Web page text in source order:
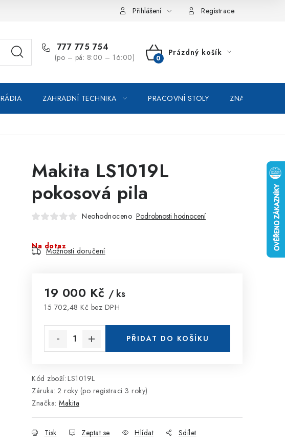
Moje objednávka / odstoupení od smlouvy Online platby Comgate
Přihlášení Registrace
777 775 754
(po – pá: 8:00 – 16:00)
NÁKUPNÍ
Prázdný košík
RÁDIA ZAHRADNÍ TECHNIKA PRACOVNÍ STOLY ZNAČKOVACÍ
Makita LS1019L
pokosová pila
Neohodnoceno Podrobnosti hodnocení
Na dotaz
Možnosti doručení
19 000 Kč / ks
15 702,48 Kč bez DPH
PŘIDAT DO KOŠÍKU
Kód zboží: LS1019L
Záruka: 2 roky (po registraci 3 roky)
Značka: Makita
Tisk Zeptat se Hlídat Sdílet